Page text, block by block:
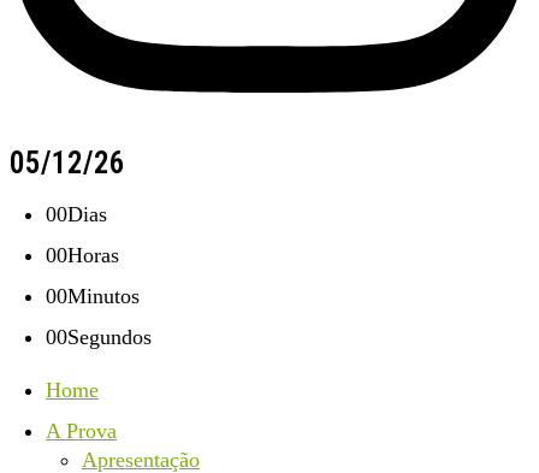
05/12/26
00Dias
00Horas
00Minutos
00Segundos
Home
A Prova
Apresentação